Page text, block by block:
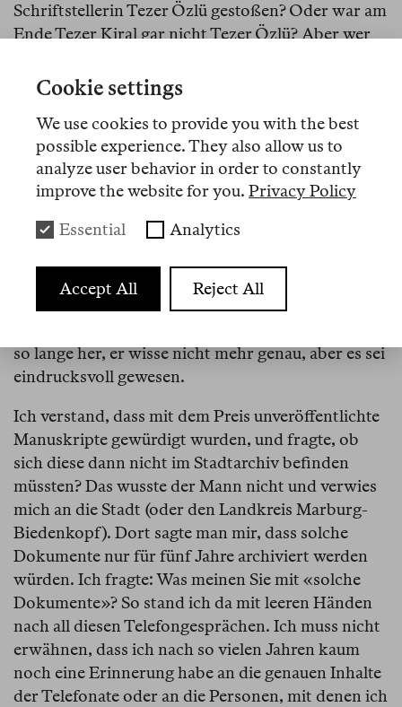
Schriftstellerin Tezer Özlü gestoßen? Oder war am
Ende Tezer Kiral gar nicht Tezer Özlü? Aber wer
Ich rief bei der Stadt Marburg an, die mich an den
Landkreis Marburg-Biedenkopf verwies (oder
andersherum). Hier telefonierte ich zunächst mit
einigen Beamten, die nicht verstanden, was ich
wollte und mich an weitere Beamte verwiesen, die
bei einem älteren Herrn landete, der sagte: «Ja, ich
die Kiral, sehr eindrucksvoll, sehr talentiert.» Ich
fragte, für welchen Text die Autorin den Preis
so lange her, er wisse nicht mehr genau, aber es sei
eindrucksvoll gewesen.
Ich verstand, dass mit dem Preis unveröffentlichte
Manuskripte gewürdigt wurden, und fragte, ob
sich diese dann nicht im Stadtarchiv befinden
müssten? Das wusste der Mann nicht und verwies
mich an die Stadt (oder den Landkreis Marburg-
Biedenkopf). Dort sagte man mir, dass solche
Dokumente nur für fünf Jahre archiviert werden
würden. Ich fragte: Was meinen Sie mit «solche
Dokumente»? So stand ich da mit leeren Händen
nach all diesen Telefongesprächen. Ich muss nicht
erwähnen, dass ich nach so vielen Jahren kaum
noch eine Erinnerung habe an die genauen Inhalte
der Telefonate oder an die Personen, mit denen ich
Cookie settings
We use cookies to provide you with the best
possible experience. They also allow us to
analyze user behavior in order to constantly
improve the website for you. Privacy Policy
Essential Analytics
Accept All Reject All